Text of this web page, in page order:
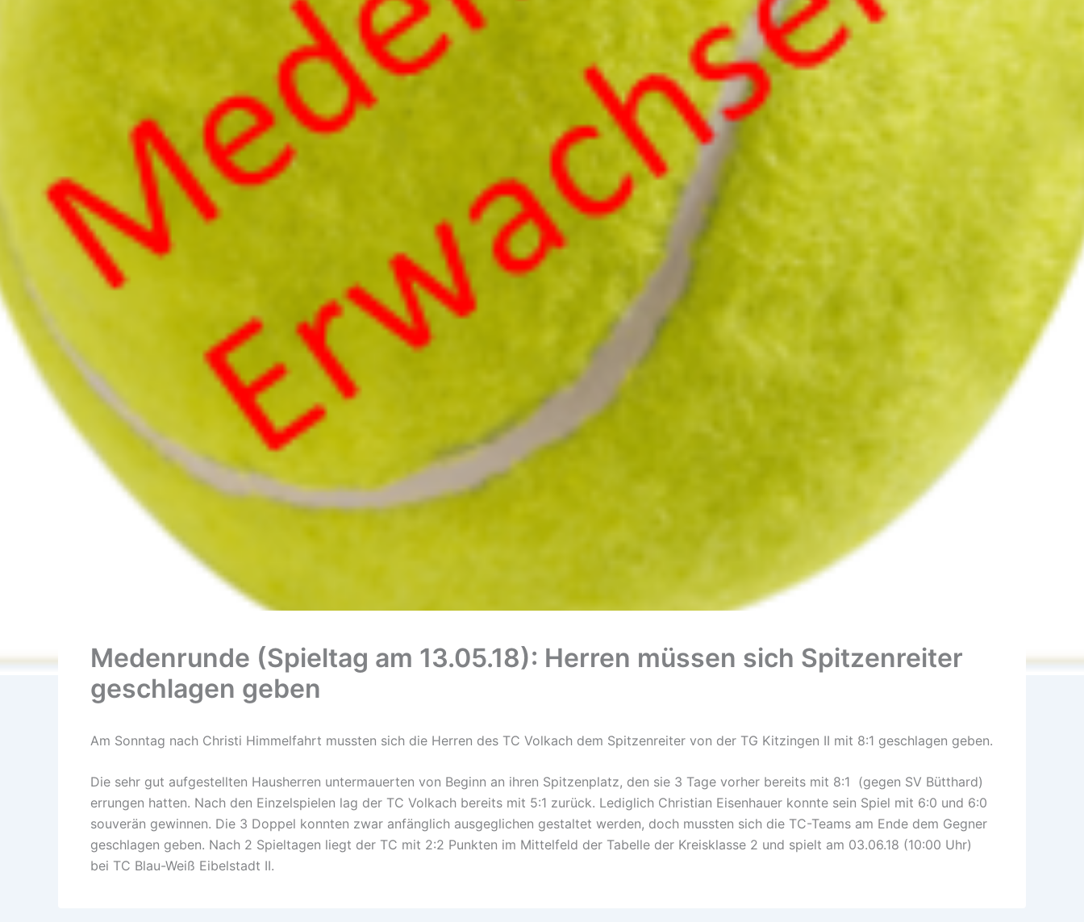
Medenrunde (Spieltag am 13.05.18): Herren müssen sich Spitzenreiter
geschlagen geben
Am Sonntag nach Christi Himmelfahrt mussten sich die Herren des TC Volkach dem Spitzenreiter von der TG Kitzingen II mit 8:1 geschlagen geben.
Die sehr gut aufgestellten Hausherren untermauerten von Beginn an ihren Spitzenplatz, den sie 3 Tage vorher bereits mit 8:1 (gegen SV Bütthard)
errungen hatten. Nach den Einzelspielen lag der TC Volkach bereits mit 5:1 zurück. Lediglich Christian Eisenhauer konnte sein Spiel mit 6:0 und 6:0
souverän gewinnen. Die 3 Doppel konnten zwar anfänglich ausgeglichen gestaltet werden, doch mussten sich die TC-Teams am Ende dem Gegner
geschlagen geben. Nach 2 Spieltagen liegt der TC mit 2:2 Punkten im Mittelfeld der Tabelle der Kreisklasse 2 und spielt am 03.06.18 (10:00 Uhr)
bei TC Blau-Weiß Eibelstadt II.